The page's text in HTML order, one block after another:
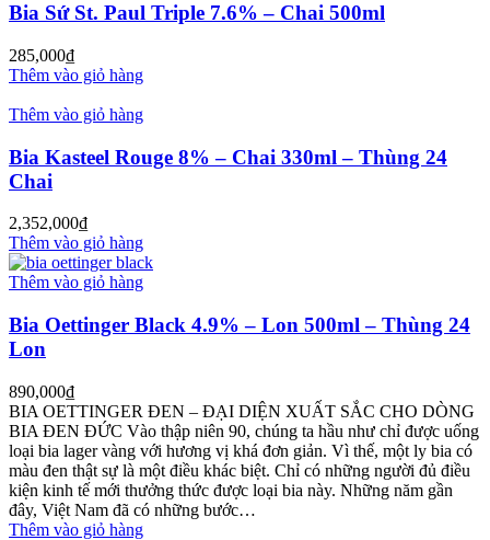
Bia Sứ St. Paul Triple 7.6% – Chai 500ml
285,000₫
Thêm vào giỏ hàng
Thêm vào giỏ hàng
Bia Kasteel Rouge 8% – Chai 330ml – Thùng 24
Chai
2,352,000₫
Thêm vào giỏ hàng
Thêm vào giỏ hàng
Bia Oettinger Black 4.9% – Lon 500ml – Thùng 24
Lon
890,000₫
BIA OETTINGER ĐEN – ĐẠI DIỆN XUẤT SẮC CHO DÒNG
BIA ĐEN ĐỨC Vào thập niên 90, chúng ta hầu như chỉ được uống
loại bia lager vàng với hương vị khá đơn giản. Vì thế, một ly bia có
màu đen thật sự là một điều khác biệt. Chỉ có những người đủ điều
kiện kinh tế mới thưởng thức được loại bia này. Những năm gần
đây, Việt Nam đã có những bước…
Thêm vào giỏ hàng